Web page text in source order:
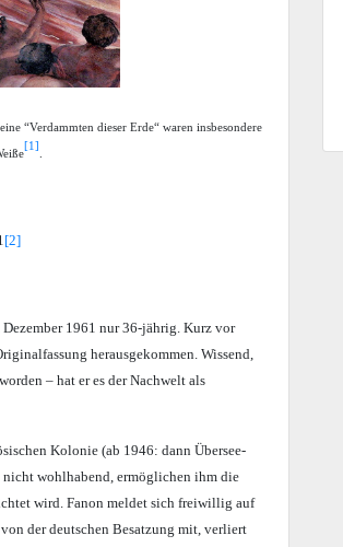
“Verdammten dieser Erde“ waren insbesondere
[1]
[2]
Dezember 1961 nur 36-jährig. Kurz vor
herausgekommen. Wissend,
– hat er es der Nachwelt als
Kolonie (ab 1946: dann Übersee-
wohlhabend, ermöglichen ihm die
wird. Fanon meldet sich freiwillig auf
der deutschen Besatzung mit, verliert